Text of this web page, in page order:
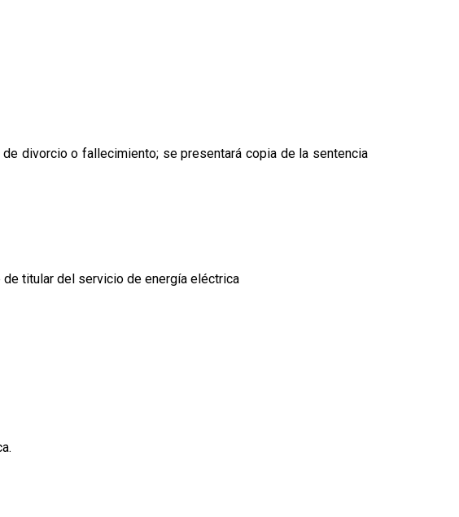
divorcio o fallecimiento; se presentará copia de la sentencia
titular del servicio de energía eléctrica